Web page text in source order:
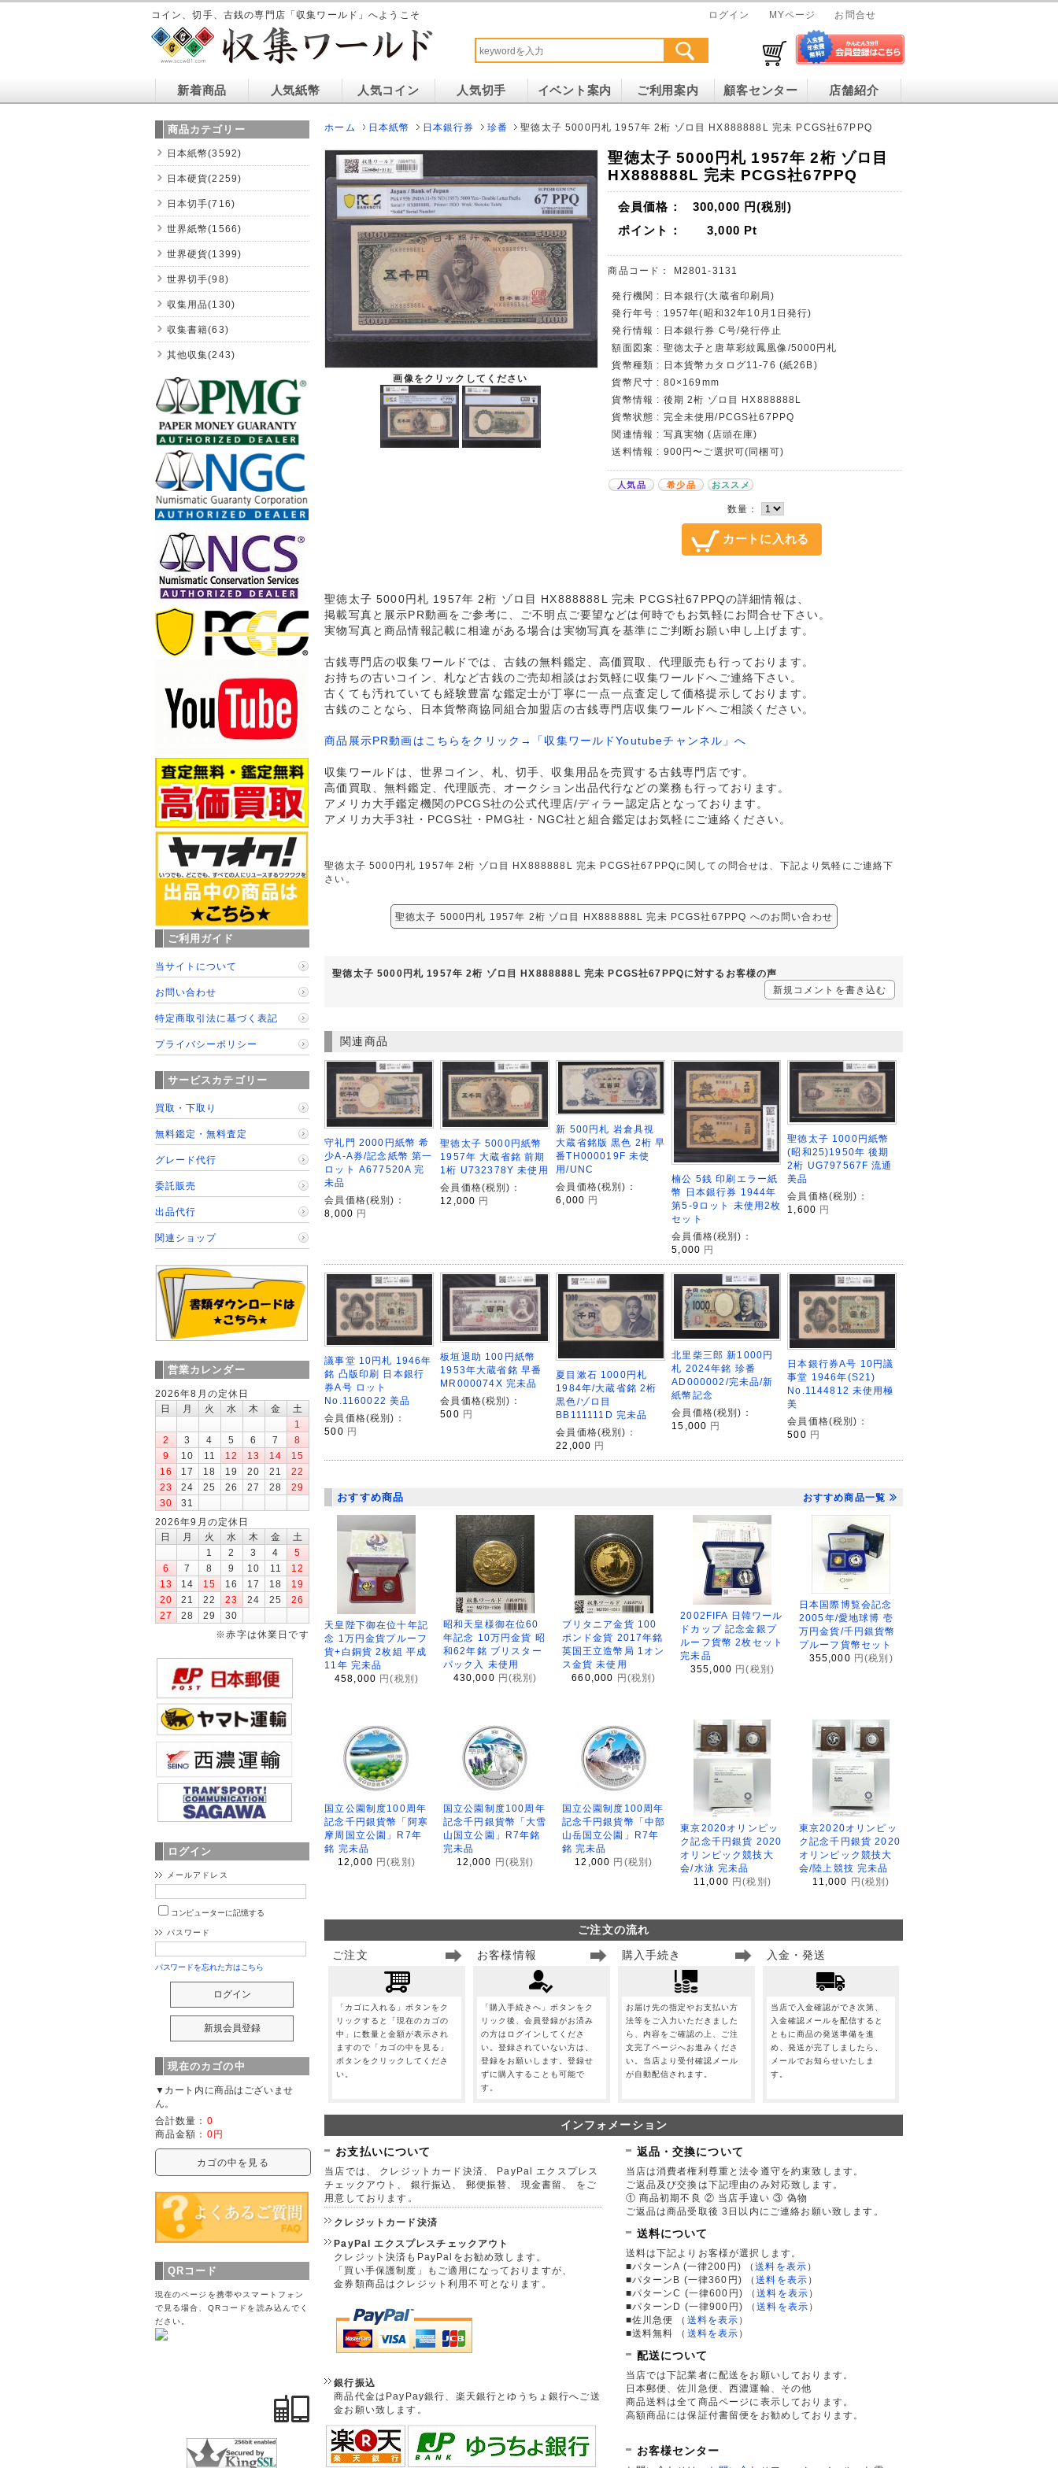
コイン、切手、古銭の専門店「収集ワールド」へようこそ ログイン MYページ お問合せ
新着商品 人気紙幣 人気コイン 人気切手 イベント案内 ご利用案内 顧客センター 店舗紹介
ホーム 日本紙幣 日本銀行券 珍番 聖徳太子 5000円札 1957年 2桁 ゾロ目 HX888888L 完未 PCGS社67PPQ
画像をクリックしてください
聖徳太子 5000円札 1957年 2桁 ゾロ目
HX888888L 完未 PCGS社67PPQ
会員価格： 300,000 円(税別)
ポイント：
3,000 Pt
商品コード： M2801-3131
発行機関 : 日本銀行(大蔵省印刷局)
発行年号 : 1957年(昭和32年10月1日発行)
発行情報 : 日本銀行券 C号/発行停止
額面図案 : 聖徳太子と唐草彩紋鳳凰像/5000円札
貨幣種類 : 日本貨幣カタログ11-76 (紙26B)
貨幣尺寸 : 80×169mm
貨幣情報 : 後期 2桁 ゾロ目 HX888888L
貨幣状態 : 完全未使用/PCGS社67PPQ
関連情報 : 写真実物 (店頭在庫)
送料情報 : 900円〜ご選択可(同梱可)
人気品 希少品 おススメ
数量：
聖徳太子 5000円札 1957年 2桁 ゾロ目 HX888888L 完未 PCGS社67PPQの詳細情報は、
掲載写真と展示PR動画をご参考に、ご不明点ご要望などは何時でもお気軽にお問合せ下さい。
実物写真と商品情報記載に相違がある場合は実物写真を基準にご判断お願い申し上げます。
古銭専門店の収集ワールドでは、古銭の無料鑑定、高価買取、代理販売も行っております。
お持ちの古いコイン、札など古銭のご売却相談はお気軽に収集ワールドへご連絡下さい。
古くても汚れていても経験豊富な鑑定士が丁寧に一点一点査定して価格提示しております。
古銭のことなら、日本貨幣商協同組合加盟店の古銭専門店収集ワールドへご相談ください。
商品展示PR動画はこちらをクリック→「収集ワールドYoutubeチャンネル」へ
収集ワールドは、世界コイン、札、切手、収集用品を売買する古銭専門店です。
高価買取、無料鑑定、代理販売、オークション出品代行などの業務も行っております。
アメリカ大手鑑定機関のPCGS社の公式代理店/ディラー認定店となっております。
アメリカ大手3社・PCGS社・PMG社・NGC社と組合鑑定はお気軽にご連絡ください。
聖徳太子 5000円札 1957年 2桁 ゾロ目 HX888888L 完未 PCGS社67PPQに関しての問合せは、下記より気軽にご連絡下
さい。
聖徳太子 5000円札 1957年 2桁 ゾロ目 HX888888L 完未 PCGS社67PPQ へのお問い合わせ
聖徳太子 5000円札 1957年 2桁 ゾロ目 HX888888L 完未 PCGS社67PPQに対するお客様の声
新規コメントを書き込む
関連商品
守礼門 2000円紙幣 希
少A-A券/記念紙幣 第一
ロット A677520A 完
未品
会員価格(税別)：
8,000 円
聖徳太子 5000円紙幣
1957年 大蔵省銘 前期
1桁 U732378Y 未使用
会員価格(税別)：
12,000 円
新 500円札 岩倉具視
大蔵省銘版 黒色 2桁 早
番TH000019F 未使
用/UNC
会員価格(税別)：
6,000 円
楠公 5銭 印刷エラー紙
幣 日本銀行券 1944年
第5-9ロット 未使用2枚
セット
会員価格(税別)：
5,000 円
聖徳太子 1000円紙幣
(昭和25)1950年 後期
2桁 UG797567F 流通
美品
会員価格(税別)：
1,600 円
議事堂 10円札 1946年
銘 凸版印刷 日本銀行
券A号 ロット
No.1160022 美品
会員価格(税別)：
500 円
板垣退助 100円紙幣
1953年大蔵省銘 早番
MR000074X 完未品
会員価格(税別)：
500 円
夏目漱石 1000円札
1984年/大蔵省銘 2桁
黒色/ゾロ目
BB111111D 完未品
会員価格(税別)：
22,000 円
北里柴三郎 新1000円
札 2024年銘 珍番
AD000002/完未品/新
紙幣記念
会員価格(税別)：
15,000 円
日本銀行券A号 10円議
事堂 1946年(S21)
No.1144812 未使用極
美
会員価格(税別)：
500 円
おすすめ商品 おすすめ商品一覧
天皇陛下御在位十年記
念 1万円金貨プルーフ
貨+白銅貨 2枚組 平成
11年 完未品
458,000 円(税別)
昭和天皇様御在位60
年記念 10万円金貨 昭
和62年銘 ブリスター
パック入 未使用
430,000 円(税別)
ブリタニア金貨 100
ポンド金貨 2017年銘
英国王立造幣局 1オン
ス金貨 未使用
660,000
円(税別)
2002FIFA 日韓ワール
ドカップ 記念金銀プ
ルーフ貨幣 2枚セット
完未品
355,000 円(税別)
日本国際博覧会記念
2005年/愛地球博 壱
万円金貨/千円銀貨幣
プルーフ貨幣セット
355,000 円(税別)
国立公園制度100周年
記念千円銀貨幣「阿寒
摩周国立公園」R7年
銘 完未品
12,000 円(税別)
国立公園制度100周年
記念千円銀貨幣「大雪
山国立公園」R7年銘
完未品
12,000 円(税別)
国立公園制度100周年
記念千円銀貨幣「中部
山岳国立公園」R7年
銘 完未品
12,000 円(税別)
東京2020オリンピッ
ク記念千円銀貨 2020
オリンピック競技大
会/水泳 完未品
11,000 円(税別)
東京2020オリンピッ
ク記念千円銀貨 2020
オリンピック競技大
会/陸上競技 完未品
11,000 円(税別)
ご注文の流れ
ご注文
「カゴに入れる」ボタンをク
リックすると「現在のカゴの
中」に数量と金額が表示され
ますので「カゴの中を見る」
ボタンをクリックしてくださ
い。
お客様情報
「購入手続きへ」ボタンをク
リック後、会員登録がお済み
の方はログインしてくださ
い。登録されていない方は、
登録をお願いします。登録せ
ずに購入することも可能で
す。
購入手続き
お届け先の指定やお支払い方
法等をご入力いただきました
ら、内容をご確認の上、ご注
文完了ページへお進みくださ
い。当店より受付確認メール
が自動配信されます。
入金・発送
当店で入金確認ができ次第、
入金確認メールを配信すると
ともに商品の発送準備を進
め、発送が完了しましたら、
メールでお知らせいたしま
す。
インフォメーション
お支払いについて
当店では、 クレジットカード決済、 PayPal エクスプレス
チェックアウト、 銀行振込、 郵便振替、 現金書留、 をご
用意しております。
クレジットカード決済
PayPal エクスプレスチェックアウト
クレジット決済もPayPalをお勧め致します。
「買い手保護制度」もご適用になっておりますが、
金券類商品はクレジット利用不可となります。
銀行振込
商品代金はPayPay銀行、楽天銀行とゆうちょ銀行へご送
金お願い致します。
返品・交換について
当店は消費者権利尊重と法令遵守を約束致します。
ご返品及び交換は下記理由のみ対応致します。
① 商品初期不良 ② 当店手違い ③ 偽物
ご返品は商品受取後 3日以内にご連絡お願い致します。
送料について
送料は下記よりお客様が選択します。
■パターンA (一律200円)
（送料を表示 ）
■パターンB (一律360円)
（送料を表示 ）
■パターンC (一律600円)
（送料を表示 ）
■パターンD (一律900円)
（送料を表示 ）
■佐川急便
（ 送料を表示 ）
■送料無料
（ 送料を表示 ）
配送について
当店では下記業者に配送をお願いしております。
日本郵便、佐川急便、西濃運輸、その他
商品送料は全て商品ページに表示しております。
高額商品には保証付書留便をお勧めしております。
お客様センター
商品カテゴリー
日本紙幣(3592)
日本硬貨(2259)
日本切手(716)
世界紙幣(1566)
世界硬貨(1399)
世界切手(98)
収集用品(130)
収集書籍(63)
其他収集(243)
ご利用ガイド
当サイトについて
お問い合わせ
特定商取引法に基づく表記
プライバシーポリシー
サービスカテゴリー
買取・下取り
無料鑑定・無料査定
グレード代行
委託販売
出品代行
関連ショップ
営業カレンダー
2026年8月の定休日
日
月 火 水 木 金
土
1
2
3 4 5 6 7
8
9
10 11 12 13 14
15
16
17 18 19 20 21
22
23
24 25 26 27 28
29
30
31
2026年9月の定休日
日
月 火 水 木 金
土
1
2 3 4
5
6
7 8 9 10 11
12
13
14 15 16 17 18
19
20
21 22 23 24 25
26
27
28 29
30
※赤字は休業日です
ログイン
メールアドレス
コンピューターに記憶する
パスワード
パスワードを忘れた方はこちら
現在のカゴの中
▼カート内に商品はございませ
ん。
合計数量： 0
商品金額： 0円
カゴの中を見る
QRコード
現在のページを携帯やスマートフォン
で見る場合、QRコードを読み込んでく
ださい。